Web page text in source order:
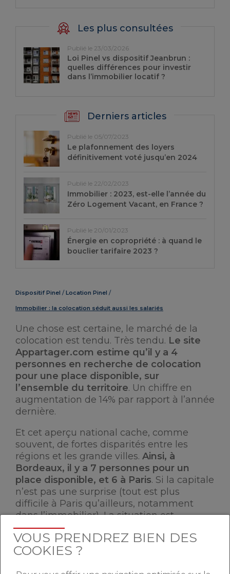
Dispositif Pinel Location Pinel
Immobilier : la colocation séduit aussi les salariés
Une chose est certaine, le marché de la
colocation est tendu. Très tendu. Le site
Appartager.com estime qu’il y a 4
personnes en recherche de colocation
pour une place disponible, sur
l’ensemble du territoire. Un chiffre en
augmentation de 14% par rapport à l’année
dernière.
Et cet aperçu national cache, comme
souvent, de fortes disparités entre les
régions et les grande villes. Ainsi, à
Bordeaux, il y a 7 personnes pour un
place disponible, et 6 à Paris. Si la capitale
n’est pas une surprise (tout est plus
difficile à Paris qu’ailleurs, notamment
dans l’immobilier), La situation est
inquiétante pour les villes tendues.
Les plus consultées
Publié le 23/03/2026
Loi Pinel vs dispositif Jeanbrun :
quelles différences pour investir
dans l’immobilier locatif ?
Derniers articles
Publié le 05/07/2023
Le plafonnement des loyers
définitivement voté jusqu’en 2024
Publié le 22/02/2023
Immobilier : 2023, est-elle l’année du
Zéro Logement Vacant, en France ?
Publié le 20/01/2023
Énergie en copropriété : à quand le
bouclier tarifaire 2023 ?
VOUS PRENDREZ BIEN DES
COOKIES ?